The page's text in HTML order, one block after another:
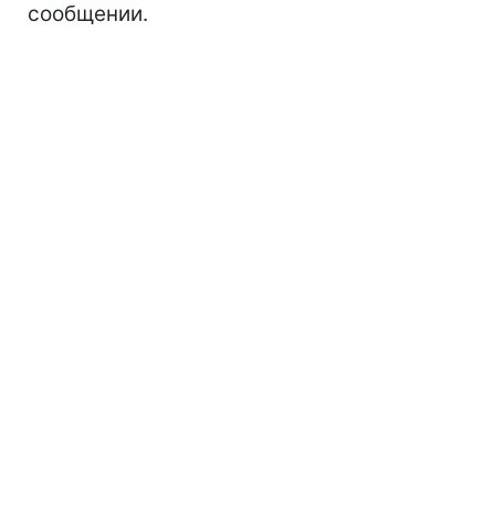
сообщении.